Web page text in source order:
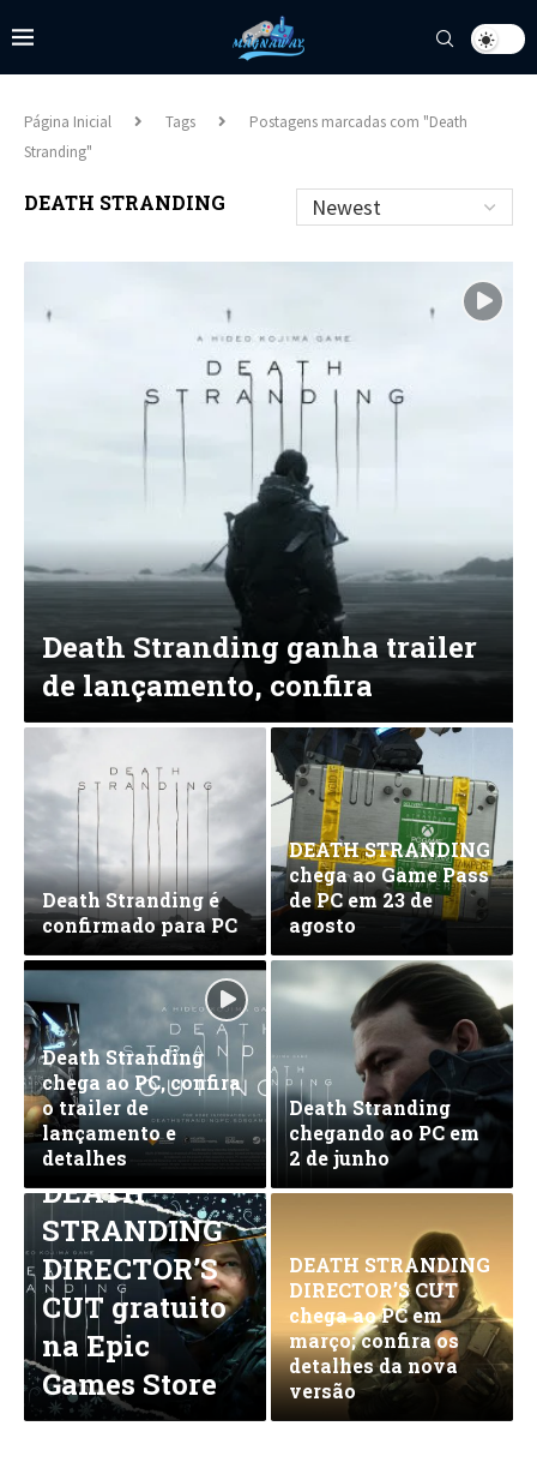
Página Inicial Tags
Postagens marcadas com "Death
Stranding"
DEATH STRANDING
Death Stranding ganha trailer
de lançamento, confira
Death Stranding é
confirmado para PC
DEATH STRANDING
chega ao Game Pass
de PC em 23 de
agosto
Death Stranding
chega ao PC, confira
o trailer de
lançamento e
detalhes
Death Stranding
chegando ao PC em
2 de junho
Garanta
DEATH
STRANDING
DIRECTOR’S
CUT gratuito
na Epic
Games Store
DEATH STRANDING
DIRECTOR’S CUT
chega ao PC em
março; confira os
detalhes da nova
versão